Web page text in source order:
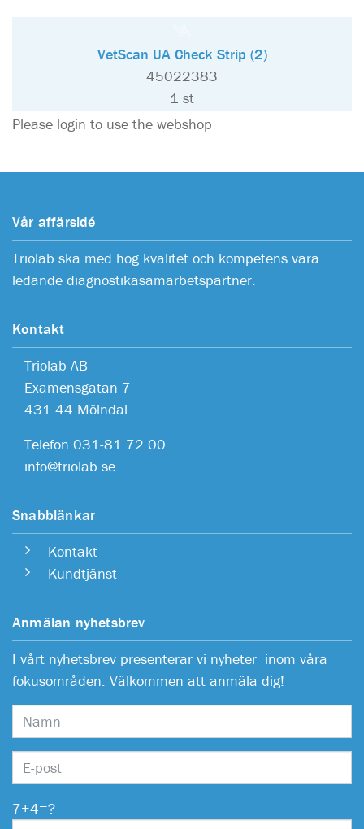
VetScan UA Check Strip (2)
45022383
1 st
Please login to use the webshop
Vår affärsidé
Triolab ska med hög kvalitet och kompetens vara
ledande diagnostikasamarbetspartner.
Kontakt
Triolab AB
Examensgatan 7
431 44 Mölndal
Telefon 031-81 72 00
info@triolab.se
Snabblänkar
Kontakt
Kundtjänst
Anmälan nyhetsbrev
I vårt nyhetsbrev presenterar vi nyheter inom våra
fokusområden. Välkommen att anmäla dig!
7+4=?